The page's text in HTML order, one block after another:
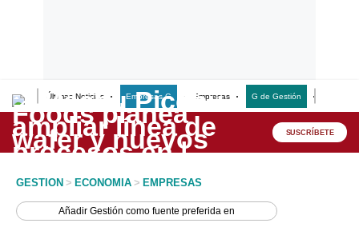
Últimas Noticias Empresas G Empresas G de Gestión
Lo último
Peru Quiosco SUSCRÍBETE
GESTION > ECONOMIA > EMPRESAS
AñadirGestión como fuente preferida en